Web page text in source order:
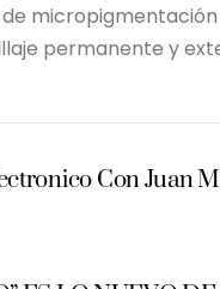
micropigmentación
permanente y
Con Juan